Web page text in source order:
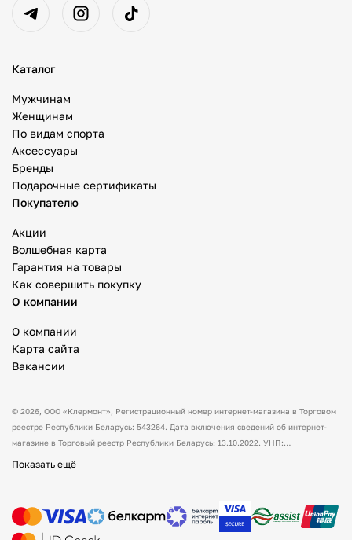
Каталог
Мужчинам
Женщинам
По видам спорта
Аксессуары
Бренды
Подарочные сертификаты
Покупателю
Акции
Волшебная карта
Гарантия на товары
Как совершить покупку
О компании
О компании
Карта сайта
Вакансии
© 2026, ООО «Клермонт» , Регистрационный номер интернет-магазина в Торговом
реестре Республики Беларусь: 543264. Дата включения сведений об интернет-
магазине в Торговый реестр Республики Беларусь: 13.10.2022. УНП:
Товары можно оплатить наличным и/или безналичным способом при получении
товара. Способы доставки товара: самовывоз. По всем вопросам просим вас
обращаться на электронную почту support@mysport.by или по телефону +375 (29)
Показать ещё